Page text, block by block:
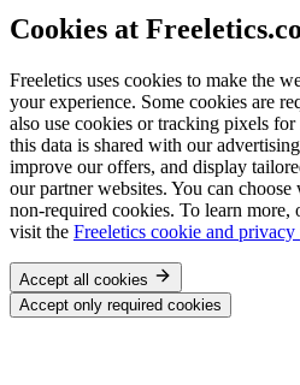
Cookies at
Freeletics uses cookies to make the
your experience. Some cookies are
also use cookies or tracking pixels
this data is shared with our
improve our offers, and display
our partner websites. You can
non-required cookies. To learn more,
visit the Freeletics cookie and
Accept all cookies
Accept only required cookies